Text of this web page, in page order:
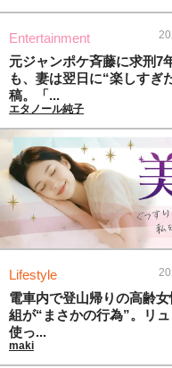
Entertainment
元ジャンポケ斉藤に求刑7
も、妻は翌日に“楽しすぎ
稿。「...
エタノール純子
Lifestyle
電車内で登山帰りの高齢女
組が“まさかの行為”。リ
使っ...
maki